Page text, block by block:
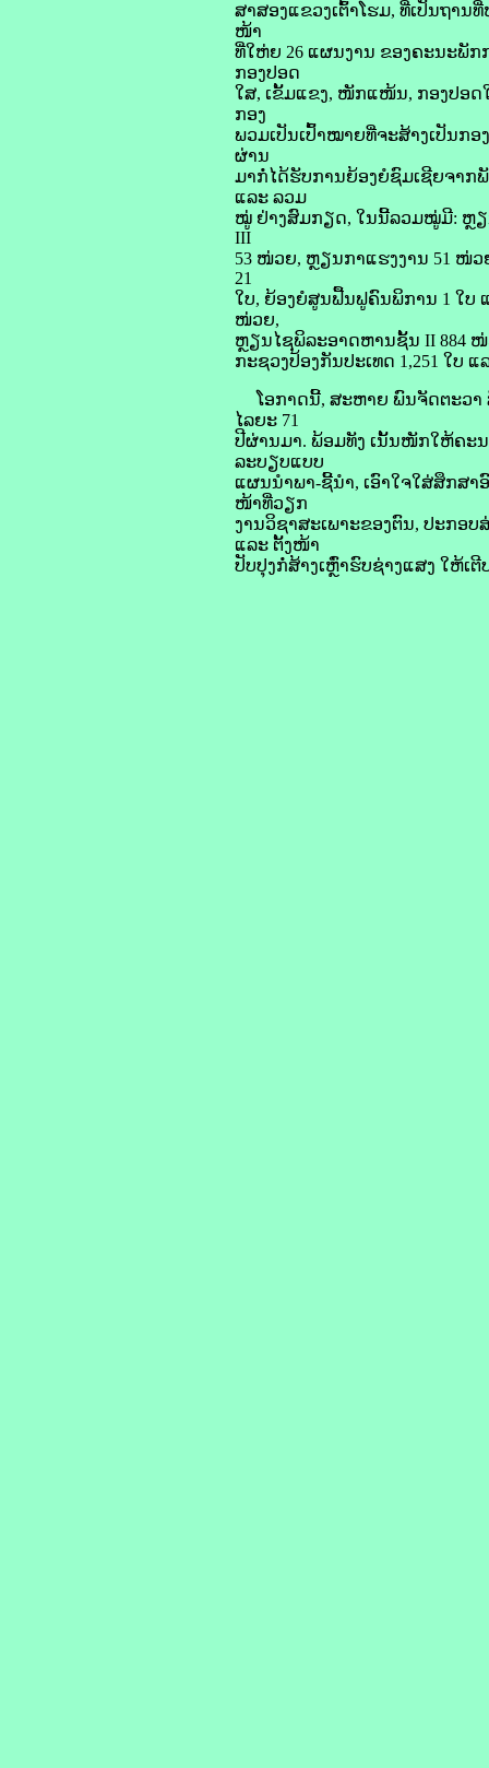
ສາສອງແຂວງເຕົ້າໂຮມ, ທີ່ເປັນຖາ
ໜ້າ
ທີ່ໃຫ່ຍ 26 ແຜນງານ ຂອງຄະນະພັກ
ກອງປອດ
ໃສ, ເຂັ້ມແຂງ, ໜັກແໜ້ນ, ກອງປອດ
ກອງ
ພວມເປັນເປົ້າໝາຍທີ່ຈະສ້າງເປັນກ
ຜ່ານ
ມາກໍ່ໄດ້ຮັບການຍ້ອງຍໍຊົມເຊີຍຈາກ
ແລະ ລວມ
ໝູ່ ຢ່າງສົມກຽດ, ໃນນີ້ລວມໝູ່ມີ: ຫຼຽ
III
53 ໜ່ວຍ, ຫຼຽນກາແຮງງານ 51 ໜ່ວ
21
ໃບ, ຍ້ອງຍໍສູນຟື້ນຟູຄົນພິການ 1 ໃບ
ໜ່ວຍ,
ຫຼຽນໄຊພິລະອາດຫານຊັ້ນ II 884 ໜ່
ກະຊວງປ້ອງກັນປະເທດ 1,251 ໃບ
ໂອກາດນີ້, ສະຫາຍ ພົນຈັດຕະວາ
ໄລຍະ 71
ປີຜ່ານມາ. ພ້ອມທັງ ເນັ້ນໜັກໃຫ້ຄະ
ລະບຽບແບບ
ແຜນນໍາພາ-ຊີ້ນໍາ, ເອົາໃຈໃສ່ສຶກສ
ໜ້າທີ່ວຽກ
ງານວິຊາສະເພາະຂອງຕົນ, ປະກອ
ແລະ ຕັ້ງໜ້າ
ປັບປຸງກໍ່ສ້າງເຫຼົ່າຮົບຊ່າງແສງ ໃຫ້ເ